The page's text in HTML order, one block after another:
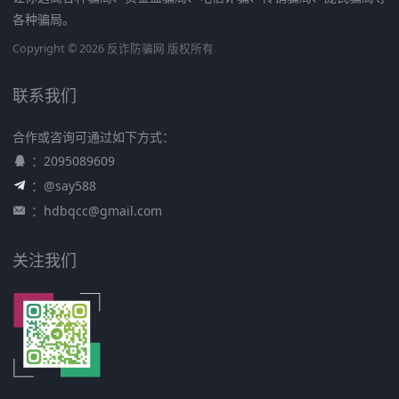
各种骗局。
Copyright © 2026 反诈防骗网 版权所有
联系我们
合作或咨询可通过如下方式：
：2095089609
：@say588
： hdbqcc@gmail.com
关注我们